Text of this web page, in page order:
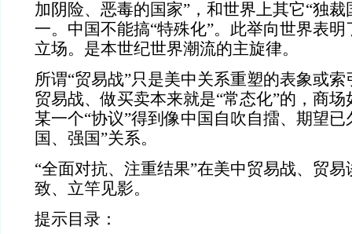
加阴险、恶毒的国家”，和世界上其它“独裁
一。中国不能搞“特殊化”。此举向世界表
立场。是本世纪世界潮流的主旋律。
所谓“贸易战”只是美中关系重塑的表象或索
贸易战、做买卖本来就是“常态化”的，商
某一个“协议”得到像中国自吹自擂、期望已
国、强国”关系。
“全面对抗、注重结果”在美中贸易战、贸
致、立竿见影。
提示目录：